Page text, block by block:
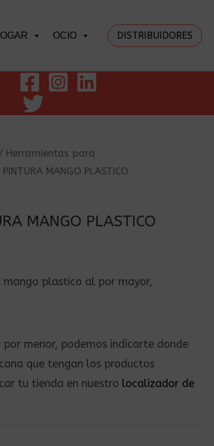
OCIO DISTRIBUIDORES
/ Herramientas para
MANGO PLASTICO
MANGO PLASTICO
mango plastico al por mayor,
menor, podemos indicarte donde
que tengan los productos
tu tienda en nuestro localizador de